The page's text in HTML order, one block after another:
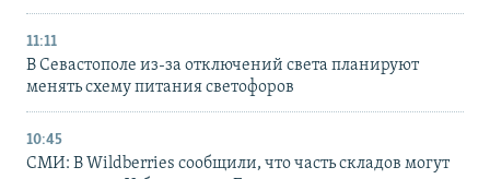
11:11
В Севастополе из-за отключений света планируют
менять схему питания светофоров
10:45
СМИ: В Wildberries сообщили, что часть складов могут